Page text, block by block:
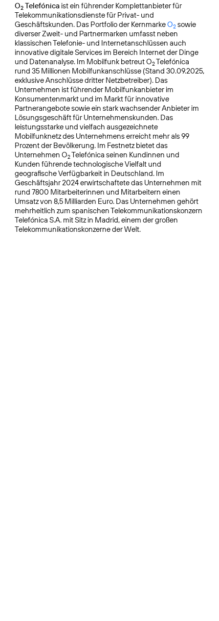
O2 Telefónica ist ein führender Komplettanbieter für
Telekommunikationsdienste für Privat- und
Geschäftskunden. Das Portfolio der KernmarkeO2 sowie
diverser Zweit- und Partnermarken umfasst neben
klassischen Telefonie- und Internetanschlüssen auch
innovative digitale Services im Bereich Internet der Dinge
und Datenanalyse. Im Mobilfunk betreut O2Telefónica
rund 35 Millionen Mobilfunkanschlüsse (Stand 30.09.2025,
exklusive Anschlüsse dritter Netzbetreiber). Das
Unternehmen ist führender Mobilfunkanbieter im
Konsumentenmarkt und im Markt für innovative
Partnerangebote sowie ein stark wachsender Anbieter im
Lösungsgeschäft für Unternehmenskunden. Das
leistungsstarke und vielfach ausgezeichnete
Mobilfunknetz des Unternehmens erreicht mehr als 99
Prozent der Bevölkerung. Im Festnetz bietet das
Unternehmen O2Telefónica seinen Kundinnen und
Kunden führende technologische Vielfalt und
geografische Verfügbarkeit in Deutschland. Im
Geschäftsjahr 2024 erwirtschaftete das Unternehmen mit
rund 7800 Mitarbeiterinnen und Mitarbeitern einen
Umsatz von 8,5 Milliarden Euro. Das Unternehmen gehört
mehrheitlich zum spanischen Telekommunikationskonzern
Telefónica S.A. mit Sitz in Madrid, einem der großen
Telekommunikationskonzerne der Welt.